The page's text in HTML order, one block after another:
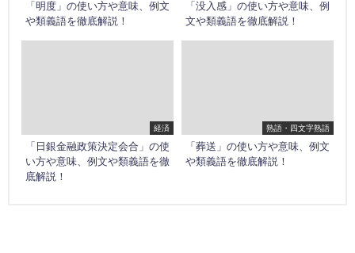
「明度」の使い方や意味、例文
や類義語を徹底解説！
「没入感」の使い方や意味、例
文や類義語を徹底解説！
経済
「日銀金融政策決定会合」の使
い方や意味、例文や類義語を徹
底解説！
熟語・四文字熟語
「葬送」の使い方や意味、例文
や類義語を徹底解説！